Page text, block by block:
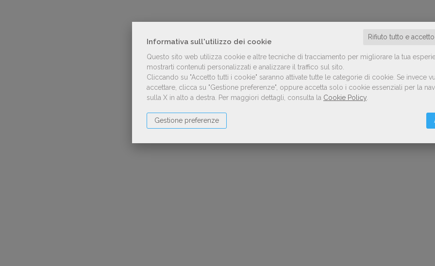
Informativa sull'utilizzo dei cookie
Rifiuto tutto e
Questo sito web utilizza cookie e altre tecniche di tracciamento per migliorare la tua
mostrarti contenuti personalizzati e analizzare il traffico sul sito.
Cliccando su "Accetto tutti i cookie" saranno attivate tutte le categorie di cookie. Se invece
accettare, clicca su "Gestione preferenze", oppure accetta solo i cookie essenziali per la
sulla X in alto a destra. Per maggiori dettagli, consulta la Cookie Policy
Gestione preferenze